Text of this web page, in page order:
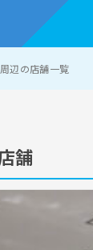
辺の店舗一覧
舗